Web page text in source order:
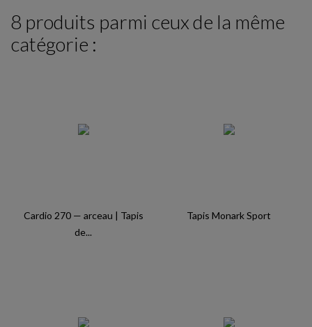
8 produits parmi ceux de la même
catégorie :
Cardio 270 — arceau | Tapis
de...
Tapis Monark Sport